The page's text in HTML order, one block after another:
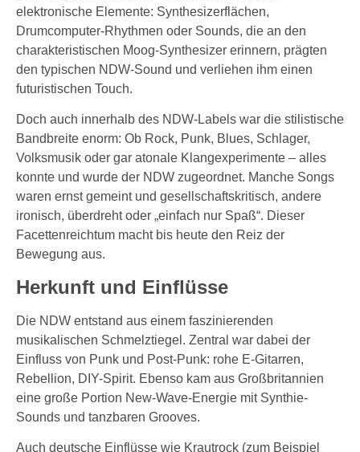
elektronische Elemente: Synthesizerflächen,
Drumcomputer-Rhythmen oder Sounds, die an den
charakteristischen Moog-Synthesizer erinnern, prägten
den typischen NDW-Sound und verliehen ihm einen
futuristischen Touch.
Doch auch innerhalb des NDW-Labels war die stilistische
Bandbreite enorm: Ob Rock, Punk, Blues, Schlager,
Volksmusik oder gar atonale Klangexperimente – alles
konnte und wurde der NDW zugeordnet. Manche Songs
waren ernst gemeint und gesellschaftskritisch, andere
ironisch, überdreht oder „einfach nur Spaß“. Dieser
Facettenreichtum macht bis heute den Reiz der
Bewegung aus.
Herkunft und Einflüsse
Die NDW entstand aus einem faszinierenden
musikalischen Schmelztiegel. Zentral war dabei der
Einfluss von Punk und Post-Punk: rohe E-Gitarren,
Rebellion, DIY-Spirit. Ebenso kam aus Großbritannien
eine große Portion New-Wave-Energie mit Synthie-
Sounds und tanzbaren Grooves.
Auch deutsche Einflüsse wie Krautrock (zum Beispiel